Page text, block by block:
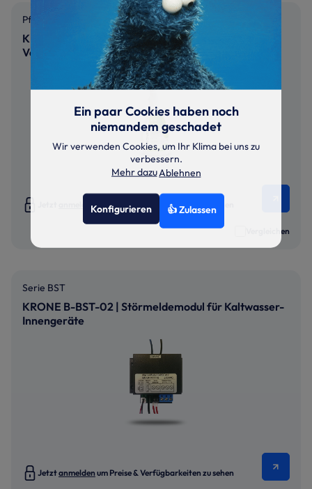
Pflege und Wartung
KR-DRS-750 | Desinfektions-Reiniger für
Verdampfer
anmeldenum Preise & Verfügbarkeiten zu sehen
Vergleichen
Serie BST
KRONE B-BST-02 | Störmeldemodul für Kaltwasser-
Innengeräte
Jetztanmelden um Preise & Verfügbarkeiten zu sehen
Ein paar Cookies haben noch
niemandem geschadet
Wir verwenden Cookies, um Ihr Klima bei uns zu
verbessern.
Mehr dazuAblehnen
Konfigurieren 👍 Zulassen